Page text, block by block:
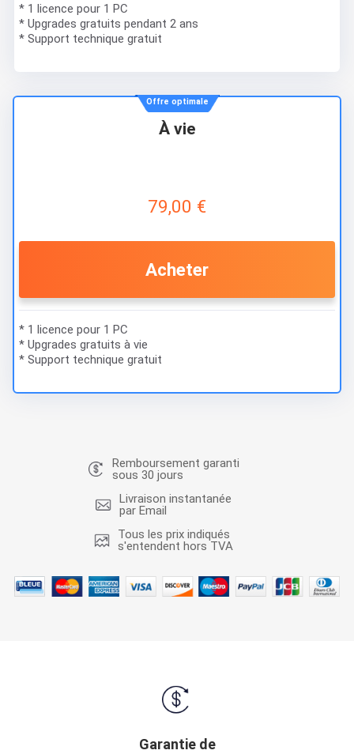
* 1 licence pour 1 PC
* Upgrades gratuits pendant 2 ans
* Support technique gratuit
Offre optimale
À vie
79,00 €
Acheter
* 1 licence pour 1 PC
* Upgrades gratuits à vie
* Support technique gratuit
Remboursement garanti
sous 30 jours
Livraison instantanée
par Email
Tous les prix indiqués
s'entendent hors TVA
Garantie de